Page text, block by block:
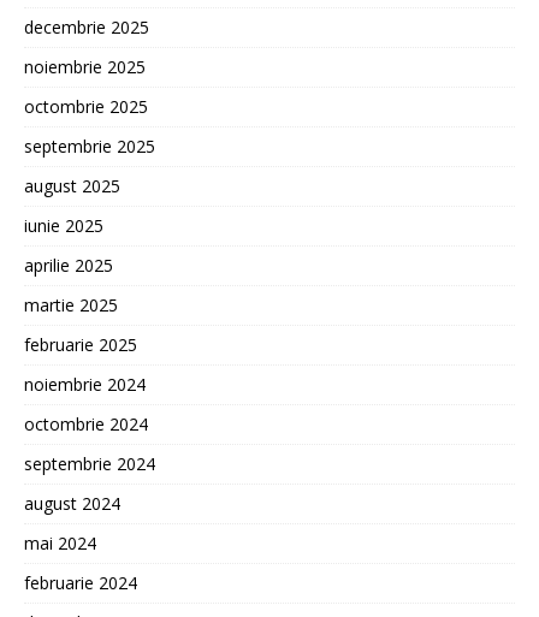
decembrie 2025
noiembrie 2025
octombrie 2025
septembrie 2025
august 2025
iunie 2025
aprilie 2025
martie 2025
februarie 2025
noiembrie 2024
octombrie 2024
septembrie 2024
august 2024
mai 2024
februarie 2024